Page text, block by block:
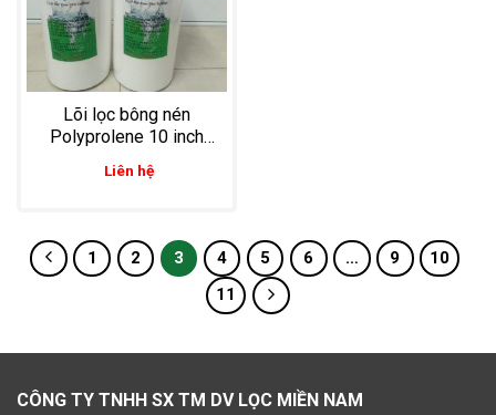
Lõi lọc bông nén
Polyprolene 10 inch
big blue 1 micron lọc
chất lỏng dược phẩm,
Liên hệ
1 2 3 4 5 6 … 9
10
11
CÔNG TY TNHH SX TM DV LỌC MIỀN NAM